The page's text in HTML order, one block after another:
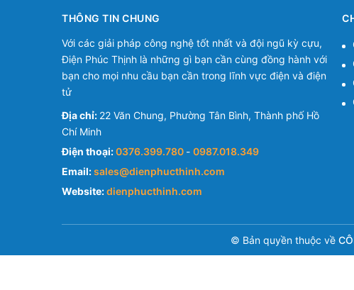
THÔNG TIN CHUNG
Với các giải pháp công nghệ tốt nhất và đội ngũ kỳ cựu,
Điện Phúc Thịnh là những gì bạn cần cùng đồng hành với
bạn cho mọi nhu cầu bạn cần trong lĩnh vực điện và điện
tử
Địa chỉ: 22 Văn Chung, Phường Tân Bình, Thành phố Hồ
Chí Minh
Điện thoại:0376.399.780 - 0987.018.349
Email:sales@dienphucthinh.com
Website:dienphucthinh.com
© Bản quyền thuộc về